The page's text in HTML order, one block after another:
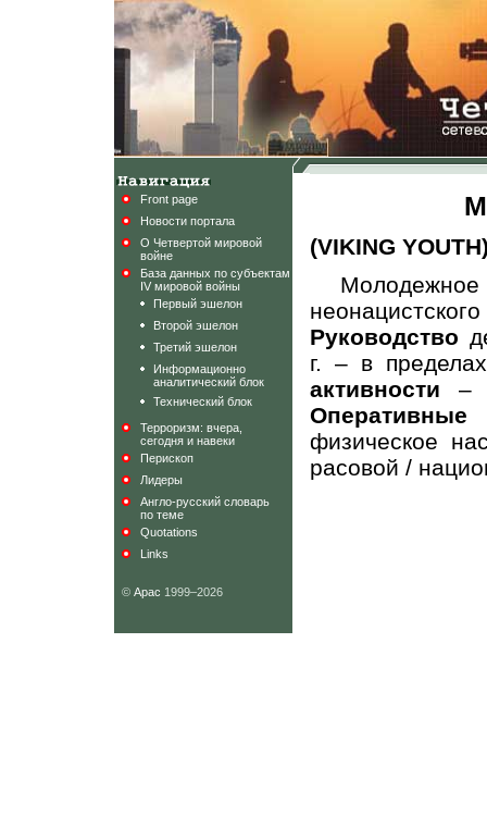
Front page
Новости портала
О Четвертой мировой
войне
База данных по субъектам
IV мировой войны
Первый эшелон
Второй эшелон
Третий эшелон
Информационно
аналитический блок
Технический блок
Терроризм: вчера,
сегодня и навеки
Перископ
Лидеры
Англо-русский словарь
по теме
Quotations
Links
© Арас 1999–2026
(VIKING
Руководство
г. – в
активности –
физическое
расовой /